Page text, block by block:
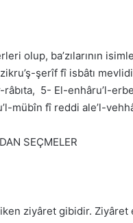
olup, ba’zılarının
şerîf fî isbâtı
5- El-enhâru’l-
mübîn fî reddi ale’l-
SEÇMELER
ziyâret gibidir.